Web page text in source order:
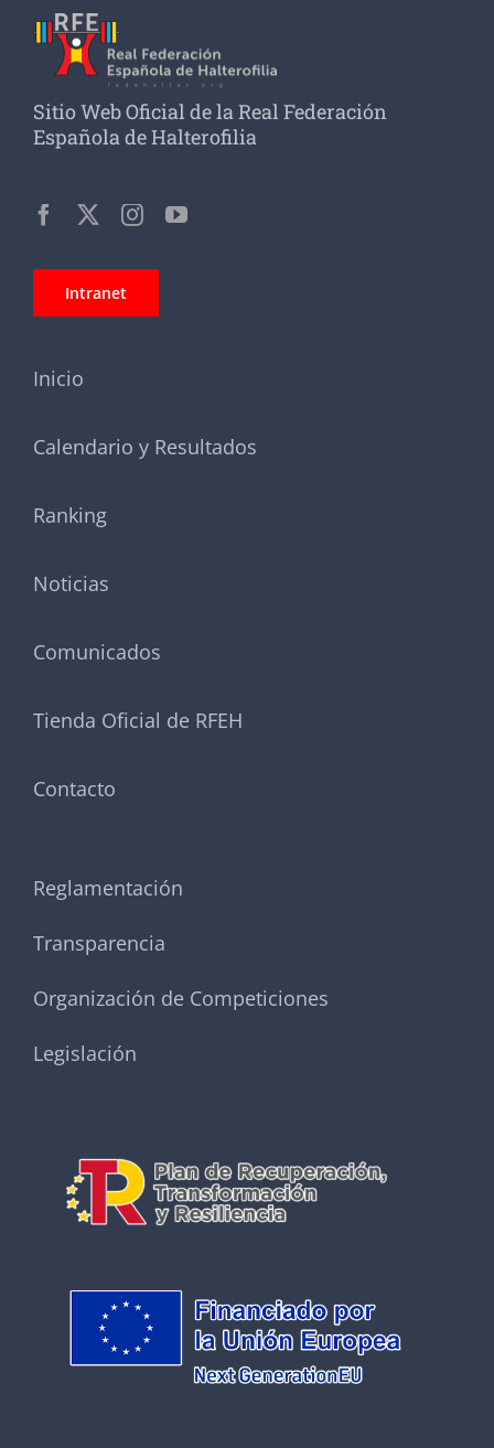
Sitio Web Oficial de la Real Federación
Española de Halterofilia
Intranet
Inicio
Calendario y Resultados
Ranking
Noticias
Comunicados
Tienda Oficial de RFEH
Contacto
Reglamentación
Transparencia
Organización de Competiciones
Legislación